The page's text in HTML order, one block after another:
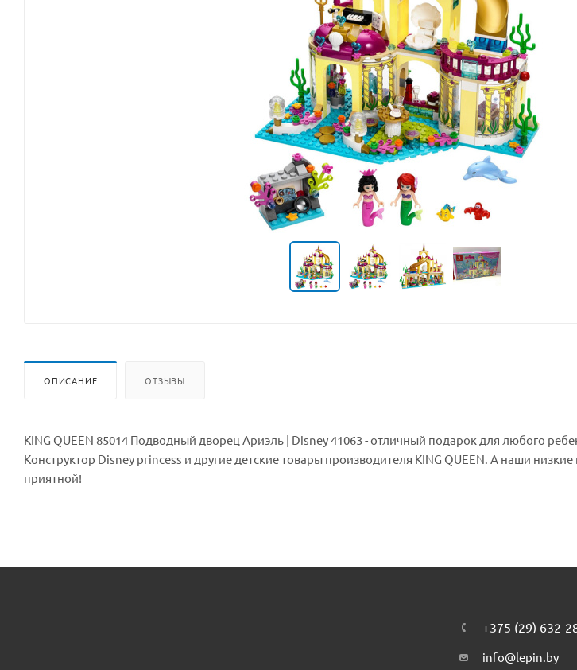
ОПИСАНИЕ ОТЗЫВЫ
KING QUEEN 85014 Подводный дворец Ариэль | Disney 41063 - отличный подарок для любого ребенка. Дети со всего мира любят
Конструктор Disney princess и другие детские товары производителя KING QUEEN. А наши
приятной!
+375 (29) 632-
info@lepin.by